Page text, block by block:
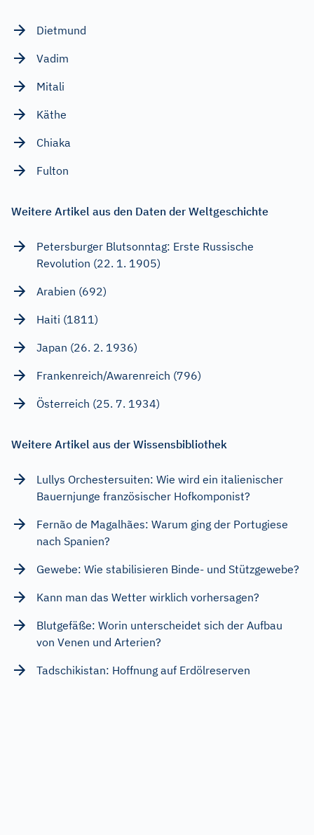
Dietmund
Vadim
Mitali
Käthe
Chiaka
Fulton
Weitere Artikel aus den Daten der Weltgeschichte
Petersburger Blutsonntag: Erste Russische
Revolution (22. 1. 1905)
Arabien (692)
Haiti (1811)
Japan (26. 2. 1936)
Frankenreich/Awarenreich (796)
Österreich (25. 7. 1934)
Weitere Artikel aus der Wissensbibliothek
Lullys Orchestersuiten: Wie wird ein italienischer
Bauernjunge französischer Hofkomponist?
Fernão de Magalhães: Warum ging der Portugiese
nach Spanien?
Gewebe: Wie stabilisieren Binde- und Stützgewebe?
Kann man das Wetter wirklich vorhersagen?
Blutgefäße: Worin unterscheidet sich der Aufbau
von Venen und Arterien?
Tadschikistan: Hoffnung auf Erdölreserven